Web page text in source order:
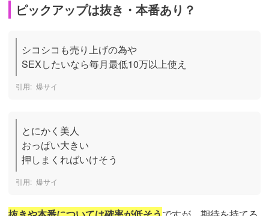
ピックアップは抜き・本番あり？
シコシコも売り上げの為や
SEXしたいなら毎月最低10万以上使え
爆サイ
とにかく美人
おっぱい大きい
押しまくればいけそう
爆サイ